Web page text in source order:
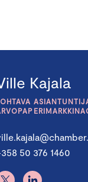
Kajala
50 376 1460